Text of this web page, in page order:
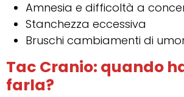
Amnesia e difficoltà a
Stanchezza eccessiva
Bruschi cambiamenti di
Tac Cranio: quando
farla?